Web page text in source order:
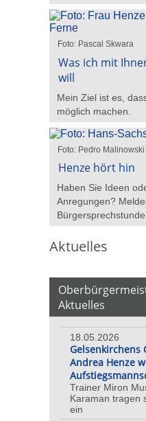
Foto: Pascal Skwara
Was ich mit
will
Mein Ziel ist es,
möglich machen.
Foto: Pedro Malinowski
Henze hört hin
Haben Sie Ideen
Anregungen?
Aktuelles
Aktuelles
18.05.2026
Gelsenkirchens
Andrea Henze
Trainer Miron
Karaman tragen
ein